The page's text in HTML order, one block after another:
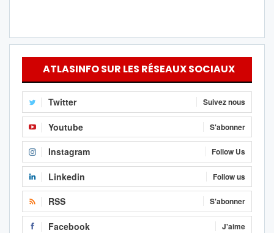
ATLASINFO SUR LES RÉSEAUX SOCIAUX
Twitter Suivez nous
Youtube S'abonner
Instagram Follow Us
Linkedin Follow us
RSS S'abonner
Facebook J'aime